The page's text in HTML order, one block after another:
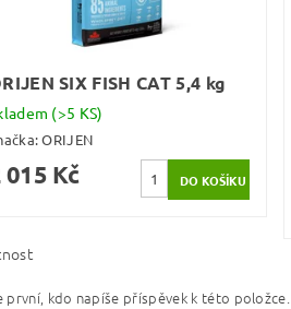
SIX FISH CAT 5,4 kg
(>5 KS)
ORIJEN
015 Kč
první, kdo napíše příspěvek k této položce.